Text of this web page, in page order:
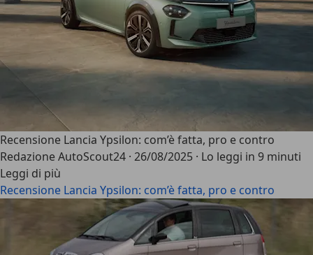
Recensione Lancia Ypsilon: com’è fatta, pro e contro
Redazione AutoScout24 · 26/08/2025 · Lo leggi in 9 minuti
Leggi di più
Recensione Lancia Ypsilon: com’è fatta, pro e contro